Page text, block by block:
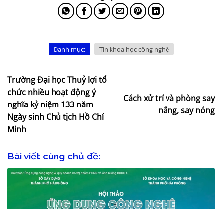
Danh mục: Tin khoa học công nghệ
Trường Đại học Thuỷ lợi tổ
chức nhiều hoạt động ý
nghĩa kỷ niệm 133 năm
Ngày sinh Chủ tịch Hồ Chí
Minh
Cách xử trí và phòng say
nắng, say nóng
Bài viết cùng chủ đề: